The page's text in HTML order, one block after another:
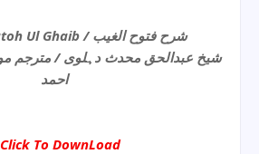
Sharah Fatoh Ul Ghaib / شرح فتوح الغیب
احمد
Click To DownLoad